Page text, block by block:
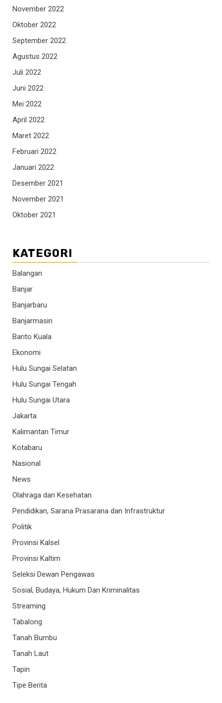
November 2022
Oktober 2022
September 2022
Agustus 2022
Juli 2022
Juni 2022
Mei 2022
April 2022
Maret 2022
Februari 2022
Januari 2022
Desember 2021
November 2021
Oktober 2021
KATEGORI
Balangan
Banjar
Banjarbaru
Banjarmasin
Barito Kuala
Ekonomi
Hulu Sungai Selatan
Hulu Sungai Tengah
Hulu Sungai Utara
Jakarta
Kalimantan Timur
Kotabaru
Nasional
News
Olahraga dan Kesehatan
Pendidikan, Sarana Prasarana dan Infrastruktur
Politik
Provinsi Kalsel
Provinsi Kaltim
Seleksi Dewan Pengawas
Sosial, Budaya, Hukum Dan Kriminalitas
Streaming
Tabalong
Tanah Bumbu
Tanah Laut
Tapin
Tipe Berita